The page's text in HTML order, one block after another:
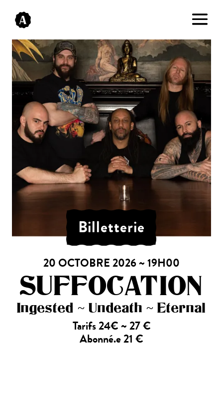
Billetterie
20 OCTOBRE 2026 ~ 19H00
SUFFOCATION
Ingested ~ Undeath ~ Eternal
Tarifs 24€ ~ 27 €
Abonné.e 21 €